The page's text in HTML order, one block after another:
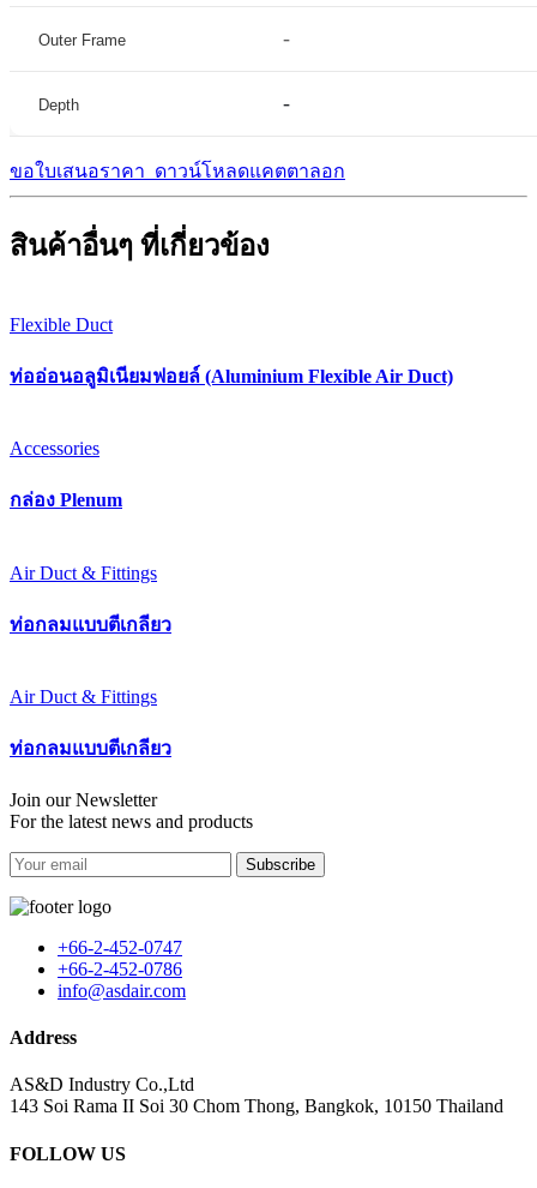
Outer Frame -
Depth -
ขอใบเสนอราคา ดาวน์โหลดแคตตาลอก
สินค้าอื่นๆ ที่เกี่ยวข้อง
Flexible Duct
ท่ออ่อนอลูมิเนียมฟอยล์ (Aluminium Flexible Air Duct)
Accessories
กล่อง Plenum
Air Duct & Fittings
ท่อกลมแบบตีเกลียว
Air Duct & Fittings
ท่อกลมแบบตีเกลียว
Join our Newsletter
For the latest news and products
Subscribe
+66-2-452-0747
+66-2-452-0786
info@asdair.com
Address
AS&D Industry Co.,Ltd
143 Soi Rama II Soi 30 Chom Thong, Bangkok, 10150 Thailand
FOLLOW US